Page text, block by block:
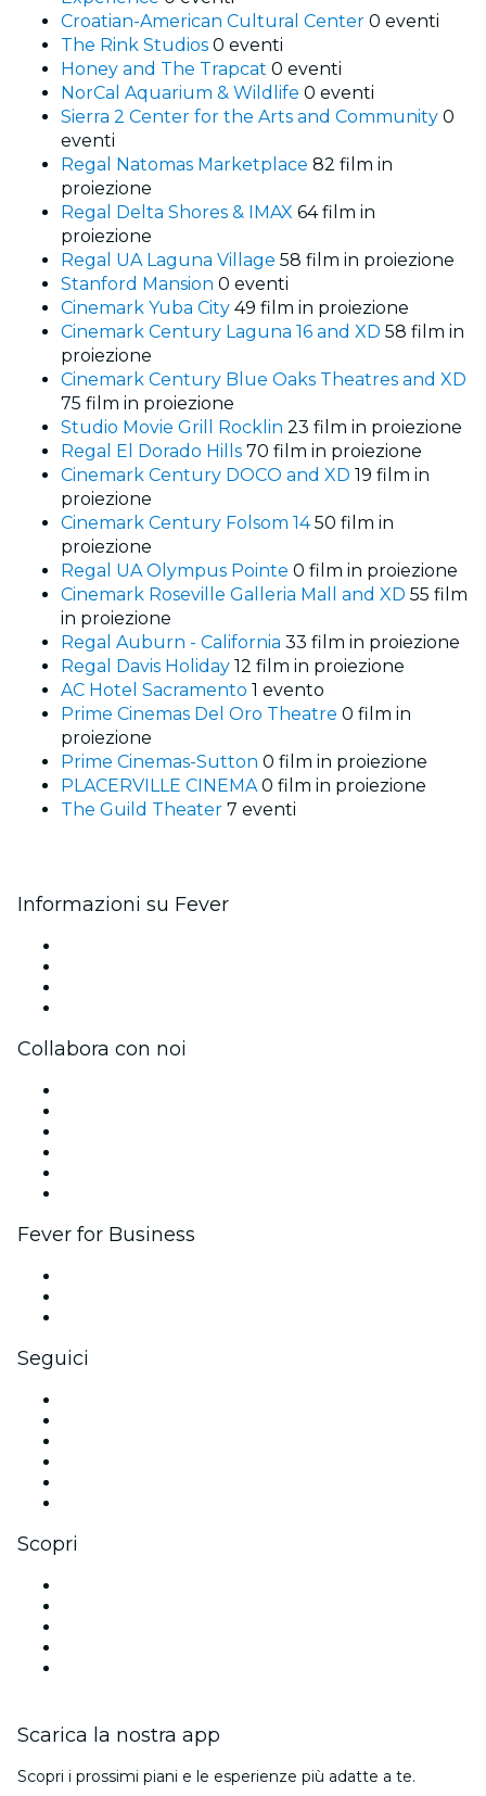
Croatian-American Cultural Center 0 eventi
The Rink Studios 0 eventi
Honey and The Trapcat 0 eventi
NorCal Aquarium & Wildlife 0 eventi
Sierra 2 Center for the Arts and Community 0
eventi
Regal Natomas Marketplace 82 film in
proiezione
Regal Delta Shores & IMAX 64 film in
proiezione
Regal UA Laguna Village 58 film in proiezione
Stanford Mansion 0 eventi
Cinemark Yuba City 49 film in proiezione
Cinemark Century Laguna 16 and XD 58 film in
proiezione
Cinemark Century Blue Oaks Theatres and XD
75 film in proiezione
Studio Movie Grill Rocklin 23 film in proiezione
Regal El Dorado Hills 70 film in proiezione
Cinemark Century DOCO and XD 19 film in
proiezione
Cinemark Century Folsom 1450 film in
proiezione
Regal UA Olympus Pointe 0 film in proiezione
Cinemark Roseville Galleria Mall and XD 55 film
in proiezione
Regal Auburn - California 33 film in proiezione
Regal Davis Holiday 12 film in proiezione
AC Hotel Sacramento 1 evento
Prime Cinemas Del Oro Theatre 0 film in
proiezione
Prime Cinemas-Sutton 0 film in proiezione
PLACERVILLE CINEMA 0 film in proiezione
The Guild Theater 7 eventi
Informazioni su Fever
Collabora con noi
Fever for Business
Seguici
Scopri
Scarica la nostra app
Scopri i prossimi piani e le esperienze più adatte a te.